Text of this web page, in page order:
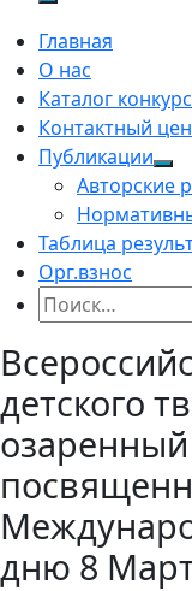
Главная
О нас
Каталог
Контактный
Публикации
Авторские
Таблица
Орг.взнос
Найти:
детского
дню 8